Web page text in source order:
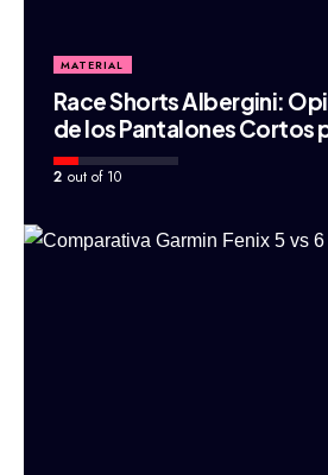
MATERIAL
Race Shorts Albergini:
de los Pantalones Cortos
2 out of 10